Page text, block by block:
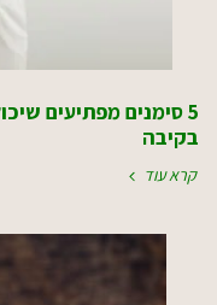
5 סימנים מפתיעים
בקיבה
קרא עוד